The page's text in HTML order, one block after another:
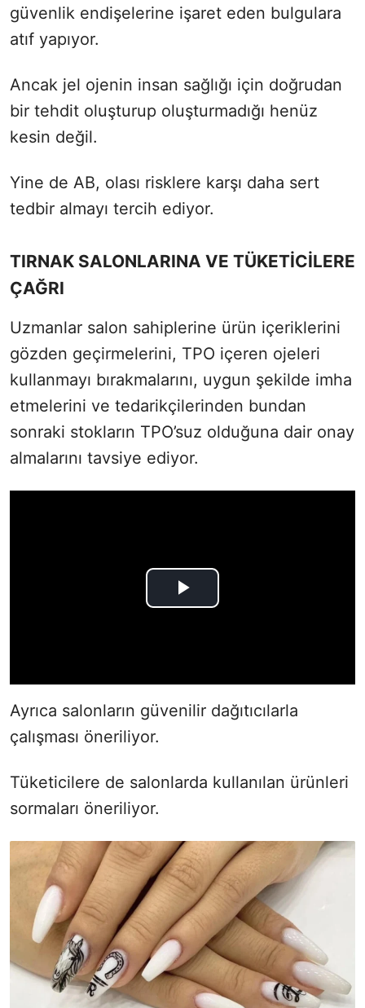
güvenlik endişelerine işaret eden bulgulara
atıf yapıyor.
Ancak jel ojenin insan sağlığı için doğrudan
bir tehdit oluşturup oluşturmadığı henüz
kesin değil.
Yine de AB, olası risklere karşı daha sert
tedbir almayı tercih ediyor.
TIRNAK SALONLARINA VE TÜKETİCİLERE
ÇAĞRI
Uzmanlar salon sahiplerine ürün içeriklerini
gözden geçirmelerini, TPO içeren ojeleri
kullanmayı bırakmalarını, uygun şekilde imha
etmelerini ve tedarikçilerinden bundan
sonraki stokların TPO’suz olduğuna dair onay
almalarını tavsiye ediyor.
Ayrıca salonların güvenilir dağıtıcılarla
çalışması öneriliyor.
Tüketicilere de salonlarda kullanılan ürünleri
sormaları öneriliyor.